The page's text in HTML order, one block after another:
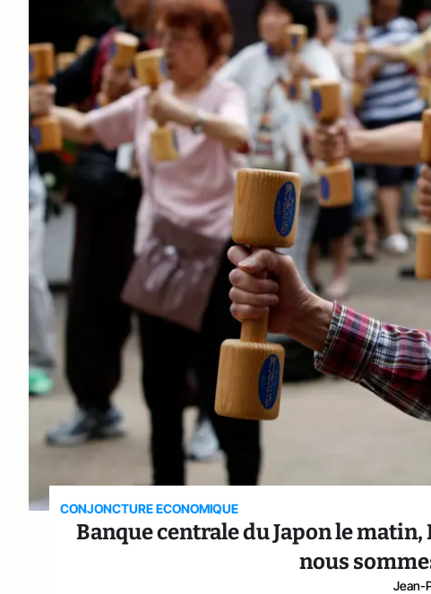
CONJONCTURE ECONOMIQUE
Banque centrale du Japon le
nous
Jean-